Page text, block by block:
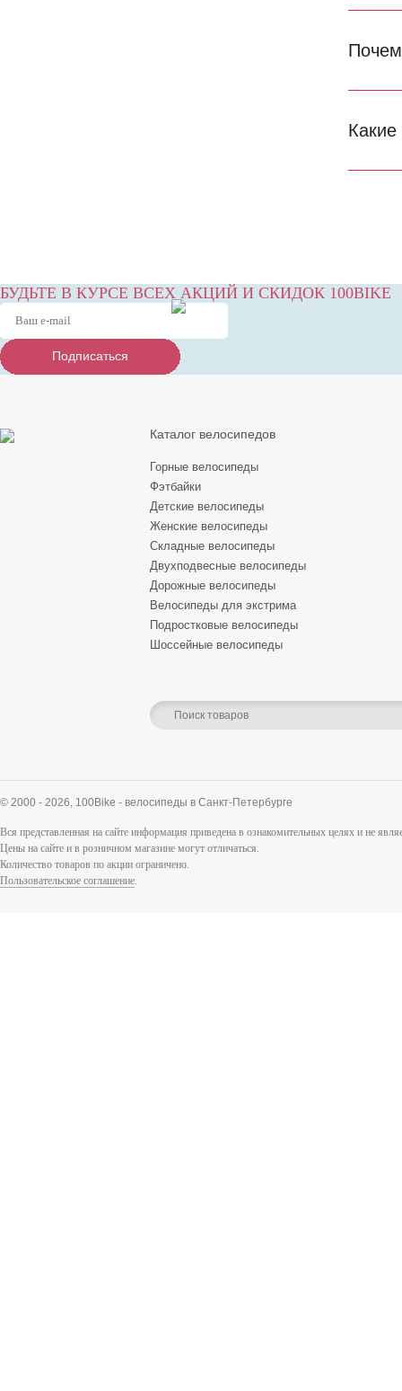
БУДЬТЕ В КУРСЕ ВСЕХ АКЦИЙ И СКИДОК 100BIKE
Подписаться
Подписаться
Подписаться
Каталог велосипедов
Горные велосипеды
Фэтбайки
Детские велосипеды
Женские велосипеды
Складные велосипеды
Двухподвесные велосипеды
Дорожные велосипеды
Велосипеды для экстрима
Подростковые велосипеды
Шоссейные велосипеды
© 2000 - 2026, 100Bike - велосипеды в Санкт-Петербурге
Вся представленная на сайте информация приведена в ознакомительных целях и не
Цены на сайте и в розничном магазине могут отличаться.
Количество товаров по акции ограничено.
Пользовательское соглашение.